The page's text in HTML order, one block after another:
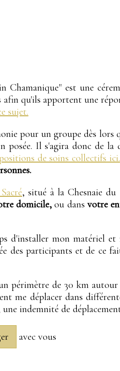
Chamanique" est une
afin qu'ils apportent une
sujet.
pour un groupe dès lors
posée. Il s'agira donc de
de soins collectifs ici.
, situé à la Chesnaie du
domicile,ou dans votre
d'installer mon matériel et
des participants et de ce
périmètre de 30 km
me déplacer dans
indemnité de
avec vous